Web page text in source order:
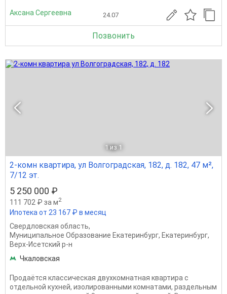
Аксана Сергеевна 24.07
Позвонить
1 из 1
2-комн квартира, ул Волгоградская, 182, д. 182, 47 м²,
7/12 эт.
5 250 000 ₽
111 702 ₽ за м2
Ипотека от 23 167 ₽ в месяц
Свердловская область,
Муниципальное Образование Екатеринбург, Екатеринбург,
Верх-Исетский р-н
Чкаловская
Продаётся классическая двухкомнатная квартира с
отдельной кухней, изолированными комнатами, раздельным